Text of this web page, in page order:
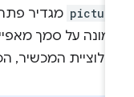
מגדיר פתרון
על סמך
המכשיר, הכיוון